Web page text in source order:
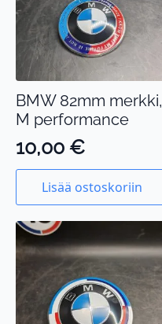
BMW 82mm merkki,
M performance
10,00 €
Lisää ostoskoriin